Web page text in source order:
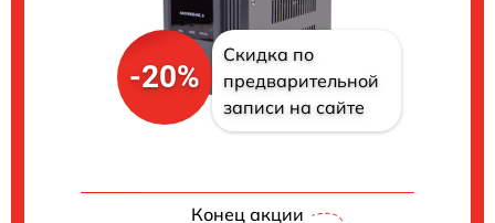
-20%
Скидка по
предварительной
записи на сайте
Конец акции